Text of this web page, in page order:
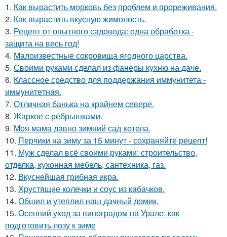
1. Как вырастить морковь без проблем и прореживания.
2. Как вырастить вкусную жимолость.
3. Рецепт от опытного садовода: одна обработка -
защита на весь год!
4. Малоизвестные сокровища ягодного царства.
5. Своими руками сделал из фанеры кухню на даче.
6. Классное средство для поддержания иммунитета -
иммyнитeтнaя.
7. Отличная банька на крайнем севере.
8. Жаркое с рёбрышками.
9. Моя мама давно зимний сад хотела.
10. Перчики на зиму за 15 минут - сохраняйте рецепт!
11. Муж сделал всё своими руками: строительство,
отделка, кухонная мебель, сантехника, газ.
12. Вкуснейшая грибная икра.
13. Хрустящие колечки и соус из кабачков.
14. Обшил и утеплил наш дачный домик.
15. Осенний уход за виноградом на Урале: как
подготовить лозу к зиме